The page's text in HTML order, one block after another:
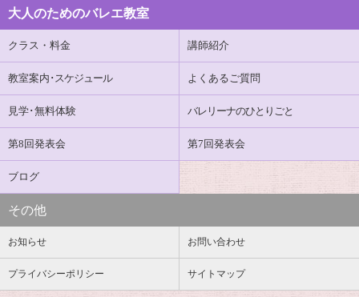
大人のためのバレエ教室
クラス・料金 講師紹介
教室案内 ･スケジュール よくあるご質問
見学･無料体験 バレリーナのひとりごと
第8回発表会 第7回発表会
ブログ
その他
お知らせ お問い合わせ
プライバシーポリシー サイトマップ